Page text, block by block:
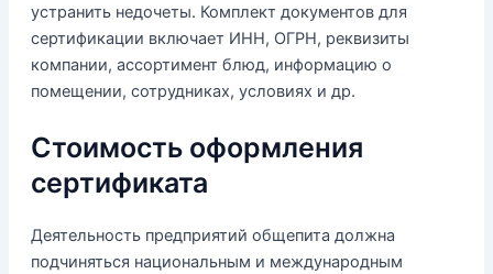
устранить недочеты. Комплект документов для
сертификации включает ИНН, ОГРН, реквизиты
компании, ассортимент блюд, информацию о
помещении, сотрудниках, условиях и др.
Стоимость оформления
сертификата
Деятельность предприятий общепита должна
подчиняться национальным и международным